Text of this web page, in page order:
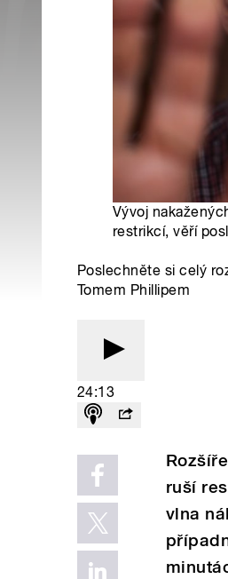
Vývoj
restrikcí, věří
Poslechněte si celý
Tomem Phillipem
24:13
ruší
vlna